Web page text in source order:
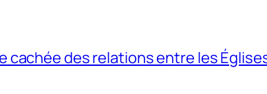
cachée des relations entre les